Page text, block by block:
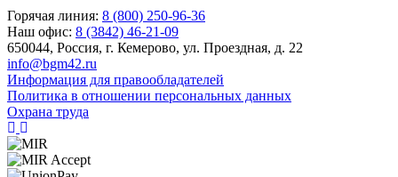
Горячая линия: 8 (800) 250-96-36
Наш офис: 8 (3842) 46-21-09
650044, Россия, г. Кемерово, ул. Проездная, д. 22
info@bgm42.ru
Информация для правообладателей
Политика в отношении персональных данных
Охрана труда